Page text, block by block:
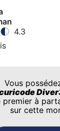
4.3
Vous
premier à
sur cette